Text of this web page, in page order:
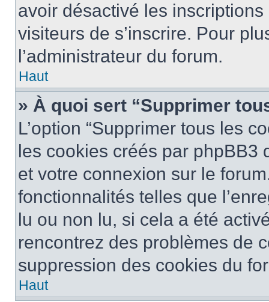
avoir désactivé les
visiteurs de s’inscrire. Pour
l’administrateur du forum.
Haut
» À quoi sert “Supprimer
L’option “Supprimer tous les
les cookies créés par phpBB3
et votre connexion sur le
fonctionnalités telles que
lu ou non lu, si cela a été
rencontrez des problèmes de
suppression des cookies du
Haut